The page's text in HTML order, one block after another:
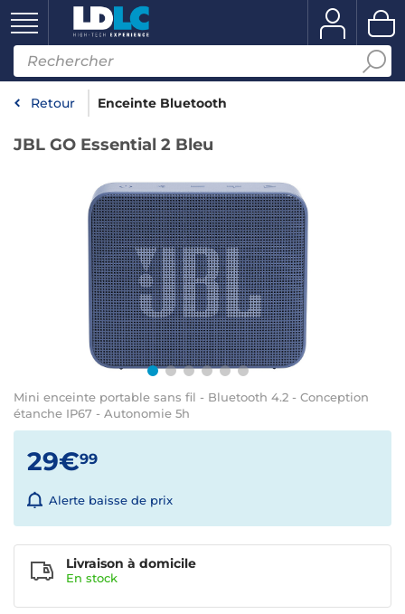
Retour Enceinte Bluetooth
JBL GO Essential 2 Bleu
Mini enceinte portable sans fil - Bluetooth 4.2 - Conception
étanche IP67 - Autonomie 5h
29€99
Alerte baisse de prix
Livraison à domicile
En stock